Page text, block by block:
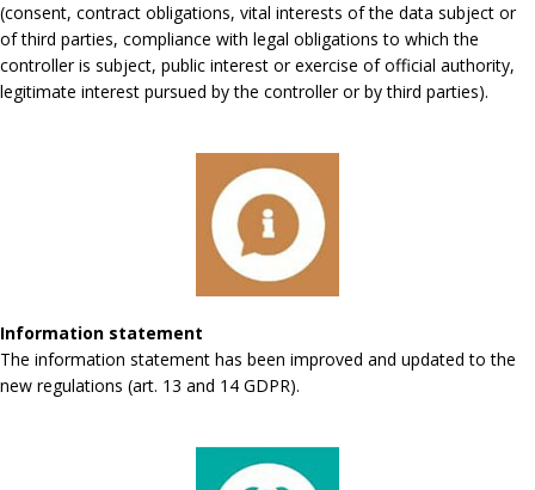
(consent, contract obligations, vital interests of the data subject or
of third parties, compliance with legal obligations to which the
controller is subject, public interest or exercise of official authority,
legitimate interest pursued by the controller or by third parties).
Information statement
The information statement has been improved and updated to the
new regulations (art. 13 and 14 GDPR).